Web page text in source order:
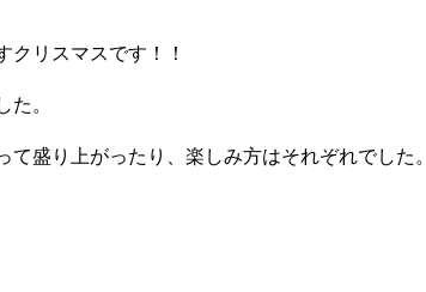
リスマスです！！
。
盛り上がったり、楽しみ方はそれぞれでした。